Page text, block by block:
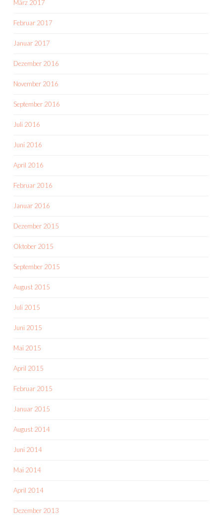
März 2017
Februar 2017
Januar 2017
Dezember 2016
November 2016
September 2016
Juli 2016
Juni 2016
April 2016
Februar 2016
Januar 2016
Dezember 2015
Oktober 2015
September 2015
August 2015
Juli 2015
Juni 2015
Mai 2015
April 2015
Februar 2015
Januar 2015
August 2014
Juni 2014
Mai 2014
April 2014
Dezember 2013